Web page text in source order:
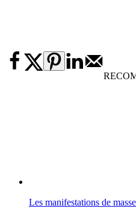
Les manifestations de